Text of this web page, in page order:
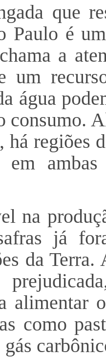
que
Paulo é
a
um
água
consumo.
há regiões
em
na
já
da
alimentar
como